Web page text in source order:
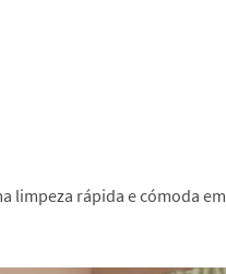
limpeza rápida e cómoda em